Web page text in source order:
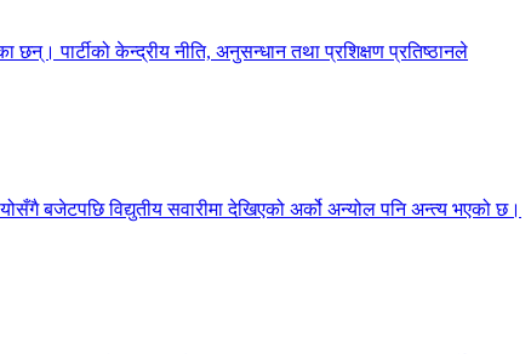
पार्टीको केन्द्रीय नीति, अनुसन्धान तथा प्रशिक्षण प्रतिष्ठानले
बजेटपछि विद्युतीय सवारीमा देखिएको अर्को अन्योल पनि अन्त्य भएको छ।